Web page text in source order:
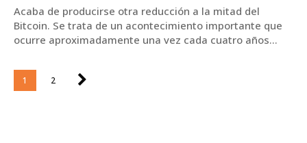
Acaba de producirse otra reducción a la mitad del
Bitcoin. Se trata de un acontecimiento importante que
ocurre aproximadamente una vez cada cuatro años...
1 2